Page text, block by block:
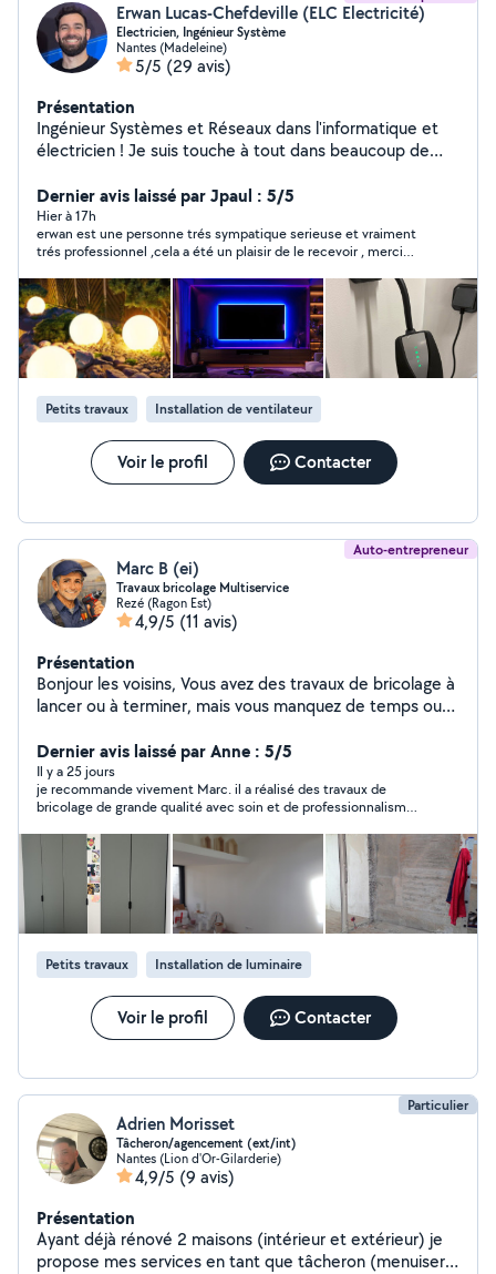
Erwan Lucas-Chefdeville (ELC Electricité)
Electricien, Ingénieur Système
Nantes (Madeleine)
5/5 (29 avis)
Présentation
Ingénieur Systèmes et Réseaux dans l'informatique et
électricien ! Je suis touche à tout dans beaucoup de
à vos problèmes ! Informations complémentaires :
Partenaire de la marque Create
Dernier avis laissé par Jpaul : 5/5
Hier à 17h
erwan est une personne trés sympatique serieuse et vraiment
trés professionnel ,cela a été un plaisir de le recevoir , merci
Petits travaux Installation de ventilateur
Voir le profil Contacter
Auto-entrepreneur
Marc B (ei)
Travaux bricolage Multiservice
Rezé (Ragon Est)
4,9/5 (11 avis)
Présentation
Bonjour les voisins, Vous avez des travaux de bricolage à
lancer ou à terminer, mais vous manquez de temps ou
peut-être votre solution. MON EXPERIENCE
Rénovations complètes de 2 maisons individuelles
(intérieur - extérieur) et 4 appartements du sol au
plafond, installation d'équipements tous types et
décorations comprises. Polyvalence des travaux. MES
APTITUDES On dit que je suis à l'écoute, méthodique,
de bons conseils et de bonne humeur. Selon la
prestation, je peux vous accompagner pour vos achats
de fournitures travaux en magasin ou sur internet. A
bientôt les voisins, O 685 657 641
Dernier avis laissé par Anne : 5/5
Il y a 25 jours
je recommande vivement Marc. il a réalisé des travaux de
bricolage de grande qualité avec soin et de professionnalisme.
agréable et ponctuel. je n hesiterai pas de nouveau à faire appel
à lui pour de futurs travaux
Petits travaux Installation de luminaire
Voir le profil Contacter
Particulier
Adrien Morisset
Tâcheron/agencement (ext/int)
Nantes (Lion d'Or-Gilarderie)
4,9/5 (9 avis)
Présentation
Ayant déjà rénové 2 maisons (intérieur et extérieur) je
propose mes services en tant que tâcheron (menuiserie